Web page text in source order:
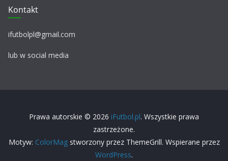
Kontakt
ifutbolpl@gmail.com
lub w social media
Prawa autorskie © 2026 iFutbol.pl. Wszystkie prawa
zastrzeżone.
Motyw: ColorMagstworzony przez ThemeGrill. Wspierane przez
WordPress.